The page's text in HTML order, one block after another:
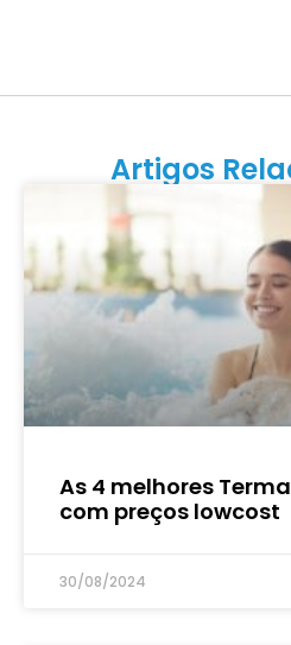
Artigos
As 4 melhores
com preços lowcost
30/08/2024